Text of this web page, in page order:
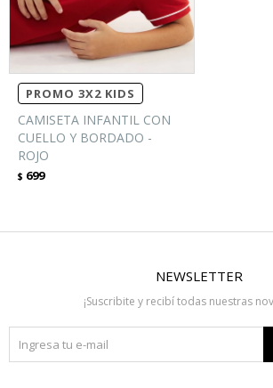
PROMO 3X2 KIDS
CAMISETA INFANTIL CON
CUELLO Y BORDADO -
ROJO
$ 699
NEWSLETTER
¡Suscribite y recibí todas nuestras